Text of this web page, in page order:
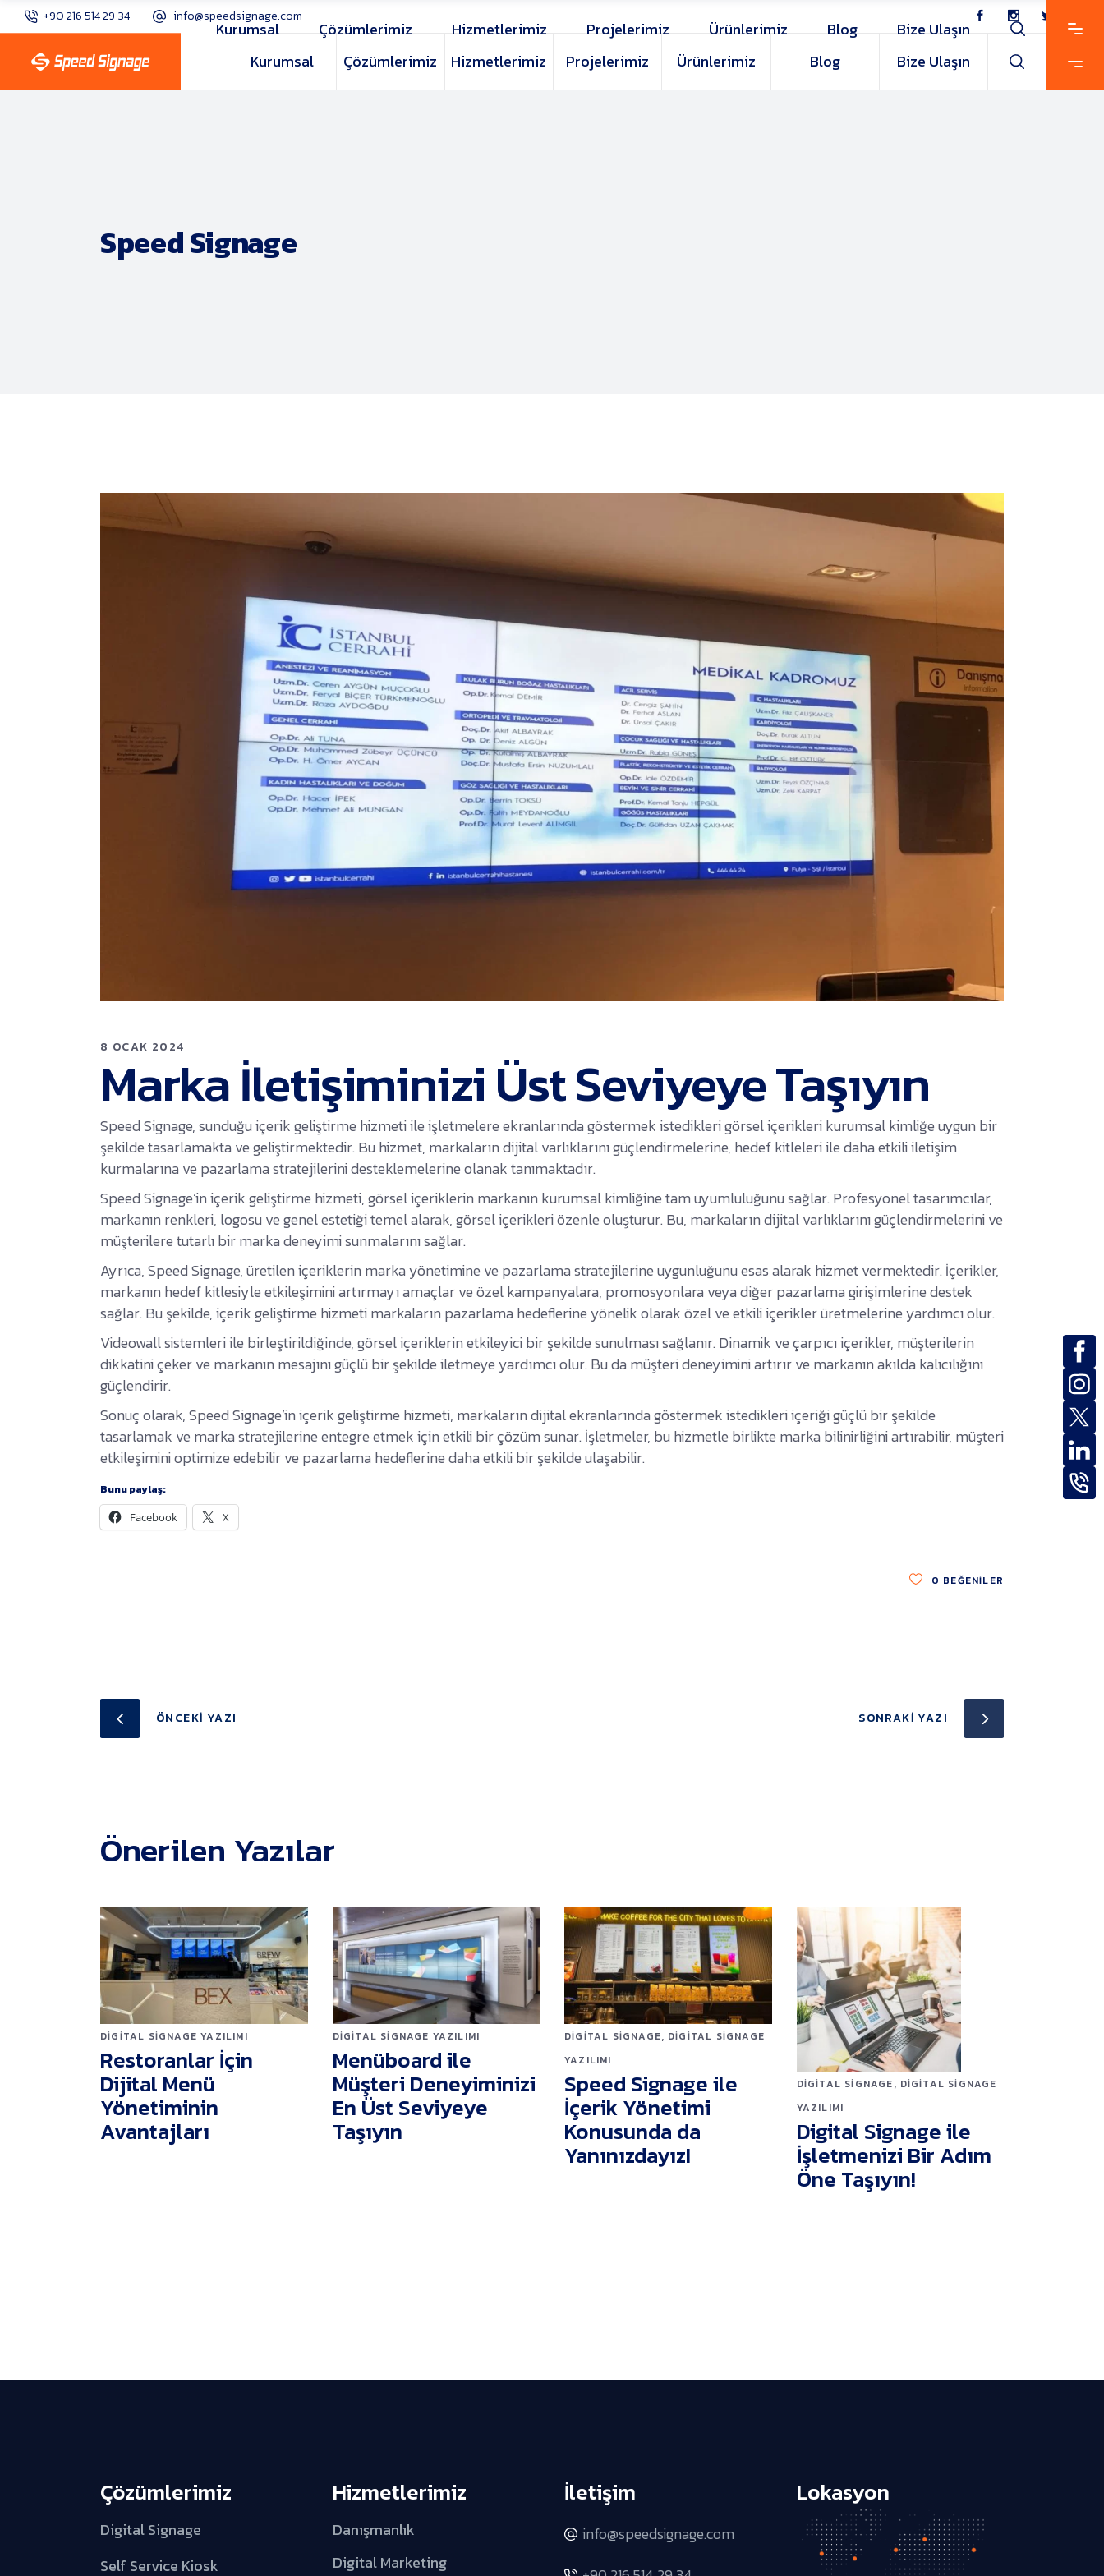
+90 216 514 29 34 info@speedsignage.com
Kurumsal Çözümlerimiz Hizmetlerimiz Projelerimiz Ürünlerimiz Blog Bize Ulaşın
Kurumsal Çözümlerimiz Hizmetlerimiz Projelerimiz Ürünlerimiz Blog Bize Ulaşın
Speed Signage
8 OCAK 2024
Marka İletişiminizi Üst Seviyeye Taşıyın
Speed Signage, sunduğu içerik geliştirme hizmeti ile işletmelere ekranlarında göstermek istedikleri görsel içerikleri kurumsal kimliğe uygun bir
şekilde tasarlamakta ve geliştirmektedir. Bu hizmet, markaların dijital varlıklarını güçlendirmelerine, hedef kitleleri ile daha etkili iletişim
kurmalarına ve pazarlama stratejilerini desteklemelerine olanak tanımaktadır.
Speed Signage’in içerik geliştirme hizmeti, görsel içeriklerin markanın kurumsal kimliğine tam uyumluluğunu sağlar. Profesyonel tasarımcılar,
markanın renkleri, logosu ve genel estetiği temel alarak, görsel içerikleri özenle oluşturur. Bu, markaların dijital varlıklarını güçlendirmelerini ve
müşterilere tutarlı bir marka deneyimi sunmalarını sağlar.
Ayrıca, Speed Signage, üretilen içeriklerin marka yönetimine ve pazarlama stratejilerine uygunluğunu esas alarak hizmet vermektedir. İçerikler,
markanın hedef kitlesiyle etkileşimini artırmayı amaçlar ve özel kampanyalara, promosyonlara veya diğer pazarlama girişimlerine destek
sağlar. Bu şekilde, içerik geliştirme hizmeti markaların pazarlama hedeflerine yönelik olarak özel ve etkili içerikler üretmelerine yardımcı olur.
Videowall sistemleri ile birleştirildiğinde, görsel içeriklerin etkileyici bir şekilde sunulması sağlanır. Dinamik ve çarpıcı içerikler, müşterilerin
dikkatini çeker ve markanın mesajını güçlü bir şekilde iletmeye yardımcı olur. Bu da müşteri deneyimini artırır ve markanın akılda kalıcılığını
güçlendirir.
Sonuç olarak, Speed Signage’in içerik geliştirme hizmeti, markaların dijital ekranlarında göstermek istedikleri içeriği güçlü bir şekilde
tasarlamak ve marka stratejilerine entegre etmek için etkili bir çözüm sunar. İşletmeler, bu hizmetle birlikte marka bilinirliğini artırabilir, müşteri
etkileşimini optimize edebilir ve pazarlama hedeflerine daha etkili bir şekilde ulaşabilir.
Bunu paylaş:
Facebook
X
0 BEĞENILER
ÖNCEKI YAZI SONRAKI YAZI
Önerilen Yazılar
DIGITAL SIGNAGE YAZILIMI
Restoranlar İçin
Dijital Menü
Yönetiminin
Avantajları
DIGITAL SIGNAGE YAZILIMI
Menüboard ile
Müşteri Deneyiminizi
En Üst Seviyeye
Taşıyın
DIGITAL SIGNAGE, DIGITAL SIGNAGE
YAZILIMI
Speed Signage ile
İçerik Yönetimi
Konusunda da
Yanınızdayız!
DIGITAL SIGNAGE, DIGITAL SIGNAGE
YAZILIMI
Digital Signage ile
İşletmenizi Bir Adım
Öne Taşıyın!
Çözümlerimiz
Digital Signage
Self Service Kiosk
Hizmetlerimiz
Danışmanlık
Digital Marketing
İletişim
info@speedsignage.com
Lokasyon